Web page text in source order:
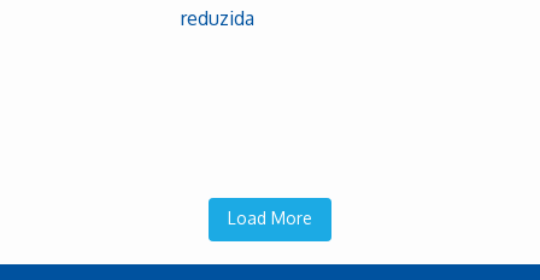
reduzida
Load More